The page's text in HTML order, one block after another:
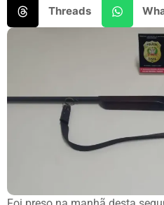
Threads